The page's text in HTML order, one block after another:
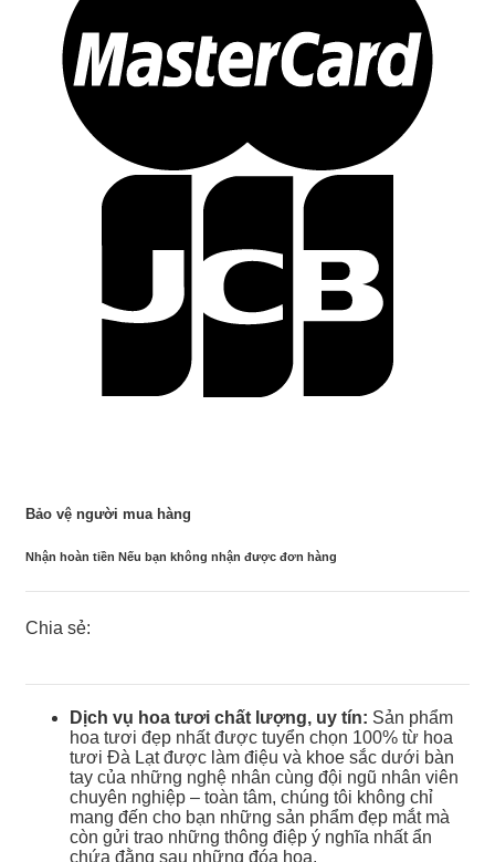
Bảo vệ người mua hàng
Nhận hoàn tiền Nếu bạn không nhận được đơn hàng
Chia sẻ:
Dịch vụ hoa tươi chất lượng, uy tín: Sản phẩm
hoa tươi đẹp nhất được tuyển chọn 100% từ hoa
tươi Đà Lạt được làm điệu và khoe sắc dưới bàn
tay của những nghệ nhân cùng đội ngũ nhân viên
chuyên nghiệp – toàn tâm, chúng tôi không chỉ
mang đến cho bạn những sản phẩm đẹp mắt mà
còn gửi trao những thông điệp ý nghĩa nhất ẩn
chứa đằng sau những đóa hoa.